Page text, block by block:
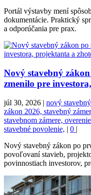
Portál výstavby mení
dokumentácie. Praktický
a odporúčania pre prax.
Nový stavebný
zmenilo pre
júl 30, 2026 | nový
zákon 2026, stavebný
stavebnom zámere,
stavebné povolenie, | 0 |
Nový stavebný zákon po
povoľovaní stavieb,
povinnostiach investorov,